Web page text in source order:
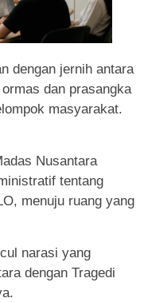
dengan jernih antara
dan prasangka
masyarakat.
Nusantara
tentang
menuju ruang yang
narasi yang
dengan Tragedi